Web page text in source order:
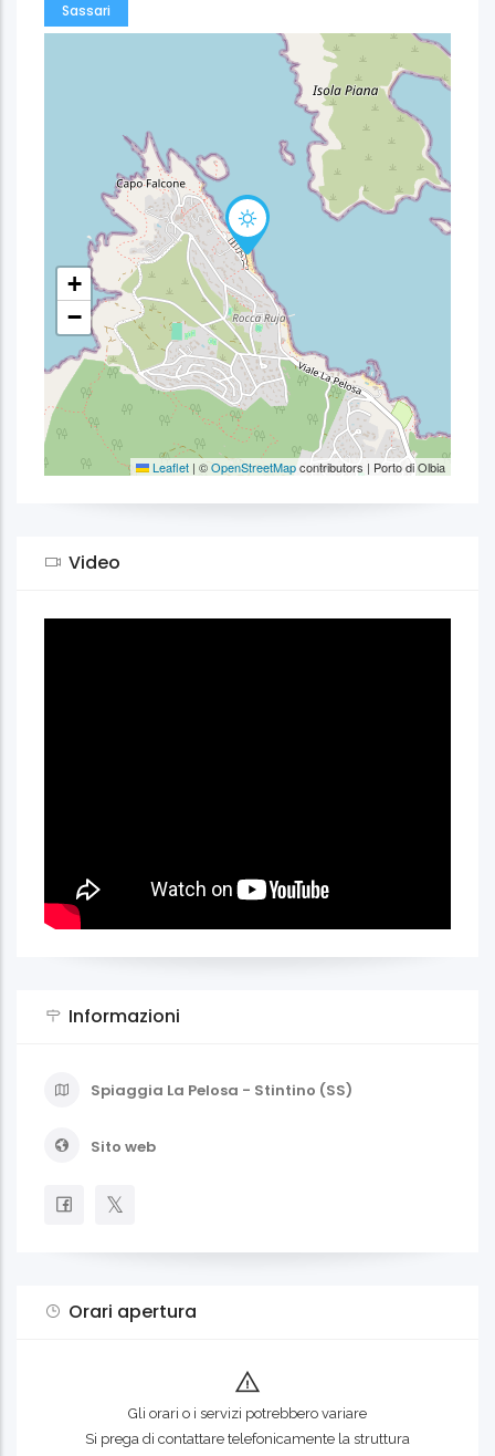
Sassari
+
−
Leaflet | ©OpenStreetMapcontributors | Porto di Olbia
Video
Informazioni
Spiaggia La Pelosa - Stintino (SS)
Sito web
Orari apertura
Gli orari o i servizi potrebbero variare
Si prega di contattare telefonicamente la struttura